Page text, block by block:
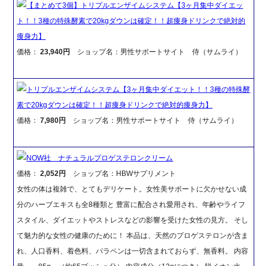
【まとめて3個】トリプルエンザイムシステム【3ヶ月集中ダイエッ
ト！！3種の特殊酵素で20kgダウンは確定！！超痩身ドリンクで絶対的
痩身力】
価格：23,940円 ショップ名：男性サポートサイト 侍（サムライ）
トリプルエンザイムシステム【3ヶ月集中ダイエット！！3種の特殊酵
素で20kgダウンは確定！！超痩身ドリンクで絶対的痩身力】
価格：7,980円 ショップ名：男性サポートサイト 侍（サムライ）
NOW社 ナチュラルプロゲステロンクリーム
価格：2,052円
ショップ名：HBWサプリメント
女性の体は複雑で、とてもデリケート。女性美サポートに欠かせない成
分のハーブエキスも全8種類と 豊富に配合され愛用され、年齢やライフ
スタイル、ダイエットやストレスなどの影響を受けた女性の見方。 そし
て魅力的な女性の健康のために！ 本品は、天然のプロゲステロンが含ま
れ、人口香料、着色料、パラペンは一切含まれておらず、無香料。 内容